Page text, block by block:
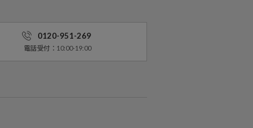
0120-951-269
電話受付：10:00-19:00